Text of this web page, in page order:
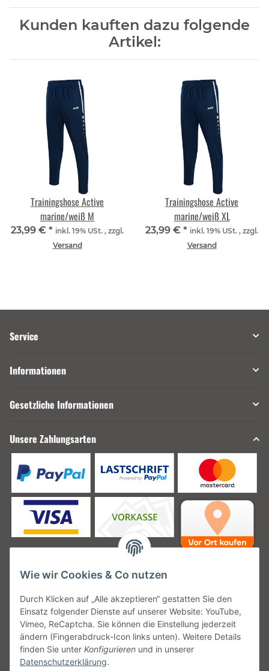
Kunden kauften dazu folgende
Artikel:
Trainingshose Active
marine/weiß M
23,99 € * inkl. 19% USt. , zzgl.
Versand
Trainingshose Active
marine/weiß XL
23,99 € * inkl. 19% USt. , zzgl.
Versand
Service
Informationen
Gesetzliche Informationen
Unsere Zahlungsarten
Unsere Versanddienstleister
Unsere Communities
Wie wir Cookies & Co nutzen
Durch Klicken auf „Alle akzeptieren“ gestatten Sie den
Einsatz folgender Dienste auf unserer Website: YouTube,
Vimeo, ReCaptcha. Sie können die Einstellung jederzeit
ändern (Fingerabdruck-Icon links unten). Weitere Details
finden Sie unter Konfigurieren und in unserer
Datenschutzerklärung.